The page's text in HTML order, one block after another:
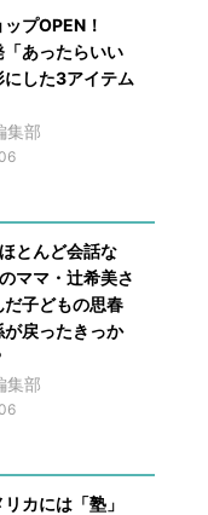
ップOPEN！
「あったらいい
にした3アイテム
集部
とんど会話な
ママ・辻希美さ
だ子どもの思春
戻ったきっか
集部
カには「塾」